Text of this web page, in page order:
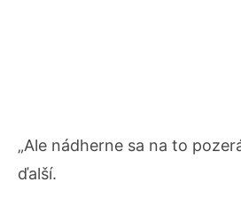
„Ale nádherne sa na to
ďalší.